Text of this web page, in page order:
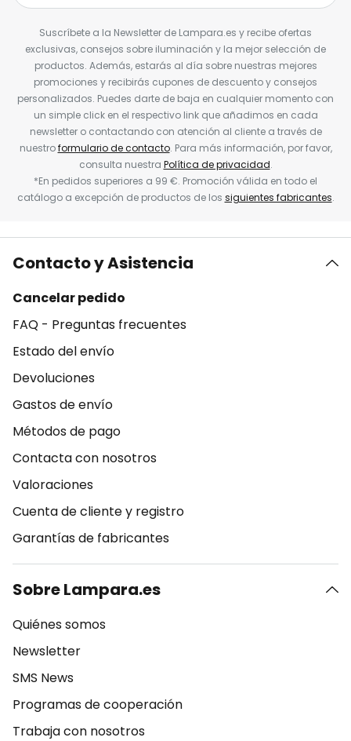
Suscríbete a la Newsletter de Lampara.es y recibe ofertas
exclusivas, consejos sobre iluminación y la mejor selección de
productos. Además, estarás al día sobre nuestras mejores
promociones y recibirás cupones de descuento y consejos
personalizados. Puedes darte de baja en cualquier momento con
un simple click en el respectivo link que añadimos en cada
newsletter o contactando con atención al cliente a través de
nuestroformulario de contacto. Para más información, por favor,
consulta nuestra Política de privacidad.
*En pedidos superiores a 99 €. Promoción válida en todo el
catálogo a excepción de productos de los siguientes fabricantes.
Contacto y Asistencia
Cancelar pedido
FAQ - Preguntas frecuentes
Estado del envío
Devoluciones
Gastos de envío
Métodos de pago
Contacta con nosotros
Valoraciones
Cuenta de cliente y registro
Garantías de fabricantes
Sobre Lampara.es
Quiénes somos
Newsletter
SMS News
Programas de cooperación
Trabaja con nosotros